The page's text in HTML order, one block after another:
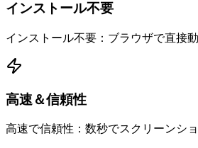
インストール不要
インストール不要：ブラウザで直接
高速＆信頼性
高速で信頼性：数秒でスクリーンシ